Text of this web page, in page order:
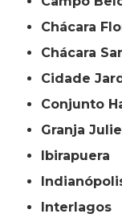
Chácara
Chácara
Cidade
Conjunto
Granja
Ibirapuera
Interlagos